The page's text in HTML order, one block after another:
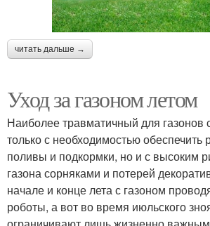
читать дальше →
Уход за газоном летом
Наиболее травматичный для газонов
только с необходимостью обеспечить
поливы и подкормки, но и с высоким
газона сорняками и потерей
начале и конце лета с газоном
роботы, а вот во время июльского